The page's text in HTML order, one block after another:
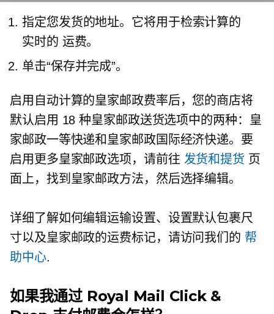
指定您发货的地址。它将用于检索计算的
实时的 运费。
单击“保存并完成”。
启用自动计算的皇家邮政费率后，您的商店将
默认启用 18 种皇家邮政送货选项中的两种：皇
家邮政一等快递和皇家邮政国际经济快递。要
启用更多皇家邮政选项，请前往 发货和提货 页
面上，找到皇家邮政方法，然后选择编辑。
详细了解如何编辑运输设置、设置默认包裹尺
寸以及皇家邮政的运费标记，请访问我们的 帮
助中心.
如果我通过 Royal Mail Click &